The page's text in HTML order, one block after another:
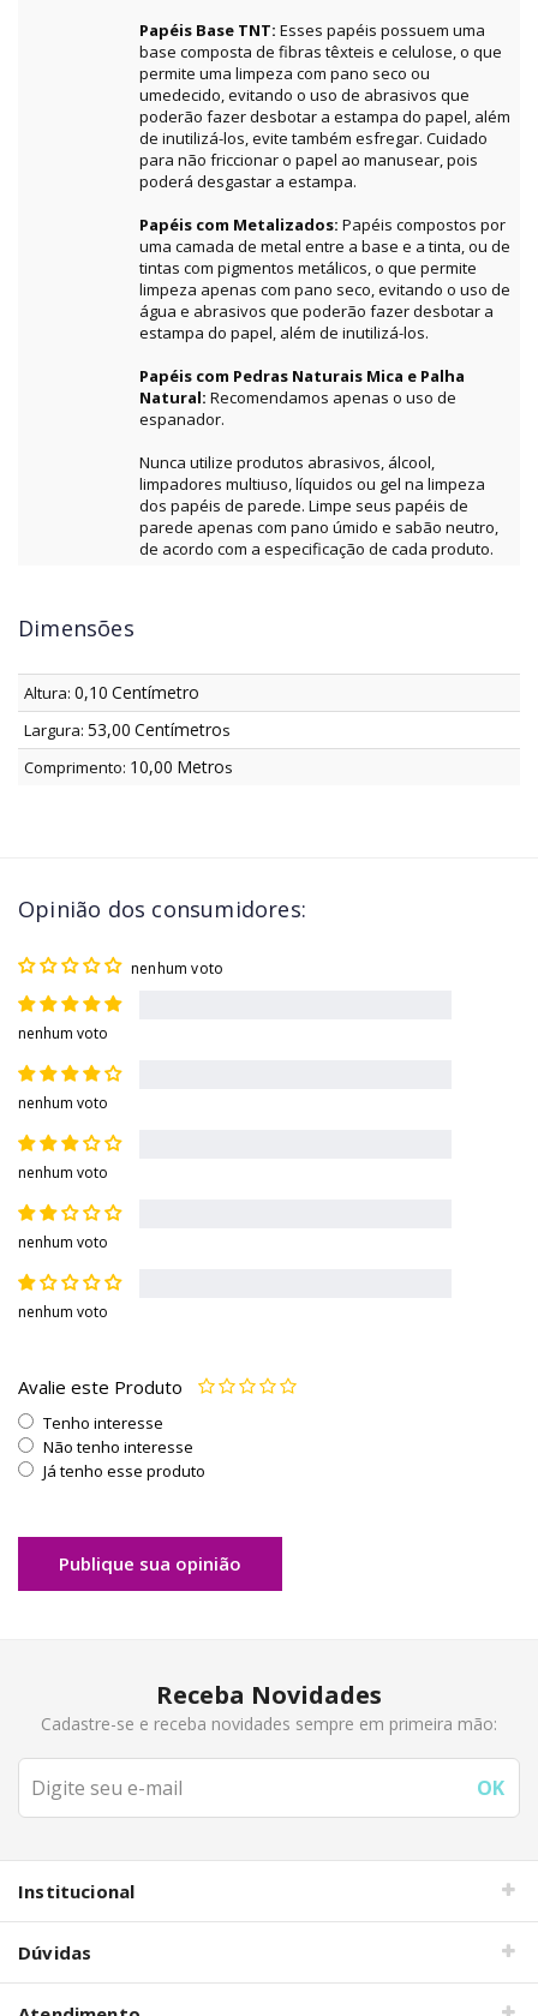
Papéis Base TNT: Esses papéis possuem uma
base composta de fibras têxteis e celulose, o que
permite uma limpeza com pano seco ou
umedecido, evitando o uso de abrasivos que
poderão fazer desbotar a estampa do papel, além
de inutilizá-los, evite também esfregar. Cuidado
para não friccionar o papel ao manusear, pois
poderá desgastar a estampa.
Papéis com Metalizados: Papéis compostos por
uma camada de metal entre a base e a tinta, ou de
tintas com pigmentos metálicos, o que permite
limpeza apenas com pano seco, evitando o uso de
água e abrasivos que poderão fazer desbotar a
estampa do papel, além de inutilizá-los.
Papéis com Pedras Naturais Mica e Palha
Natural: Recomendamos apenas o uso de
espanador.
Nunca utilize produtos abrasivos, álcool,
limpadores multiuso, líquidos ou gel na limpeza
dos papéis de parede. Limpe seus papéis de
parede apenas com pano úmido e sabão neutro,
de acordo com a especificação de cada produto.
Dimensões
Altura: 0,10 Centímetro
Largura: 53,00 Centímetros
Comprimento: 10,00 Metros
Opinião dos consumidores:
nenhum voto
nenhum voto
nenhum voto
nenhum voto
nenhum voto
nenhum voto
Avalie este Produto
Tenho interesse
Não tenho interesse
Já tenho esse produto
Publique sua opinião
Receba Novidades
Cadastre-se e receba novidades sempre em primeira mão:
Institucional
Dúvidas